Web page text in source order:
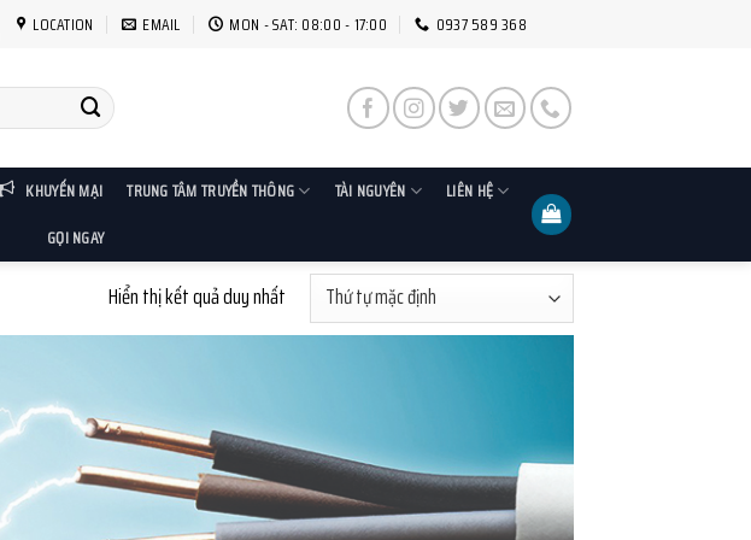
LOCATION EMAIL MON - SAT: 08:00 - 17:00 0937 589 368
KHUYẾN MẠI TRUNG TÂM TRUYỀN THÔNG TÀI NGUYÊN
LIÊN HỆ
GỌI NGAY
Hiển thị kết quả duy nhất